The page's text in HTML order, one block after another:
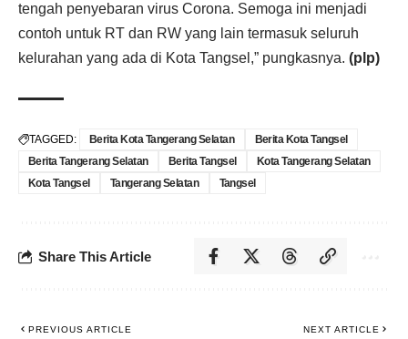
tengah penyebaran virus Corona. Semoga ini menjadi
contoh untuk RT dan RW yang lain termasuk seluruh
kelurahan yang ada di Kota Tangsel,” pungkasnya. (plp)
TAGGED: Berita Kota Tangerang Selatan
Berita Kota Tangsel
Berita Tangerang Selatan
Berita Tangsel
Kota Tangerang Selatan
Kota Tangsel
Tangerang Selatan Tangsel
Share This Article
PREVIOUS ARTICLE NEXT ARTICLE